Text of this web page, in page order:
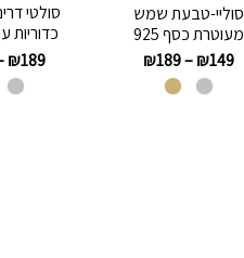
סוליי-טבעת שמש
מעוטרת כסף 925
₪149
–
₪189
סולטי
כדוריות
₪189